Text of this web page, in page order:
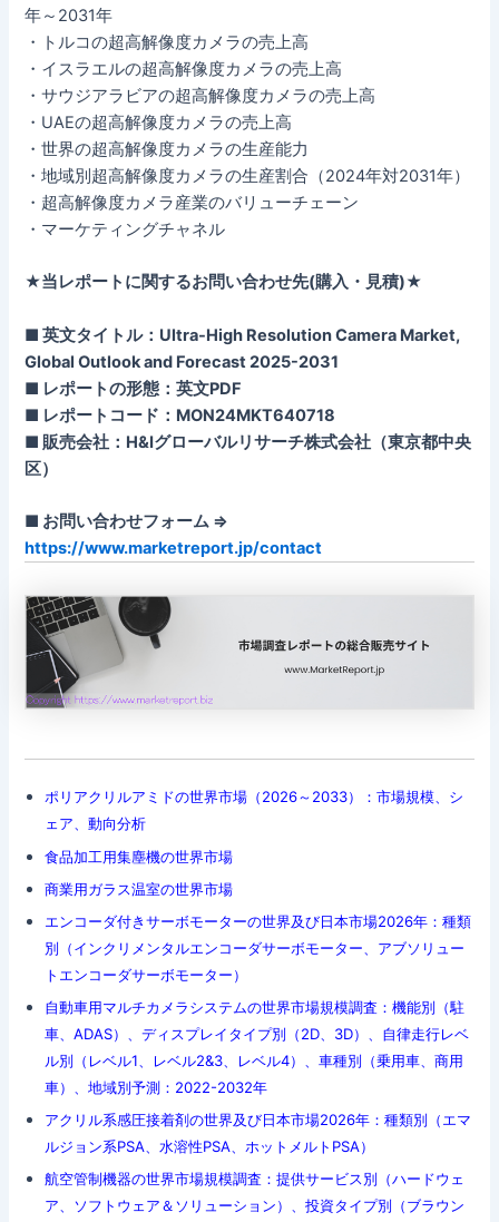
年～2031年
・トルコの超高解像度カメラの売上高
・イスラエルの超高解像度カメラの売上高
・サウジアラビアの超高解像度カメラの売上高
・UAEの超高解像度カメラの売上高
・世界の超高解像度カメラの生産能力
・地域別超高解像度カメラの生産割合（2024年対2031年）
・超高解像度カメラ産業のバリューチェーン
・マーケティングチャネル
★当レポートに関するお問い合わせ先(購入・見積)★
■ 英文タイトル：Ultra-High Resolution Camera Market,
Global Outlook and Forecast 2025-2031
■ レポートの形態：英文PDF
■ レポートコード：MON24MKT640718
■ 販売会社：H&Iグローバルリサーチ株式会社（東京都中央
区）
■ お問い合わせフォーム ⇒
https://www.marketreport.jp/contact
ポリアクリルアミドの世界市場（2026～2033）：市場規模、シ
ェア、動向分析
食品加工用集塵機の世界市場
商業用ガラス温室の世界市場
エンコーダ付きサーボモーターの世界及び日本市場2026年：種類
別（インクリメンタルエンコーダサーボモーター、アブソリュー
トエンコーダサーボモーター）
自動車用マルチカメラシステムの世界市場規模調査：機能別（駐
車、ADAS）、ディスプレイタイプ別（2D、3D）、自律走行レベ
ル別（レベル1、レベル2&3、レベル4）、車種別（乗用車、商用
車）、地域別予測：2022-2032年
アクリル系感圧接着剤の世界及び日本市場2026年：種類別（エマ
ルジョン系PSA、水溶性PSA、ホットメルトPSA）
航空管制機器の世界市場規模調査：提供サービス別（ハードウェ
ア、ソフトウェア＆ソリューション）、投資タイプ別（ブラウン